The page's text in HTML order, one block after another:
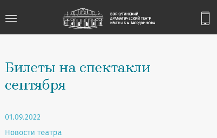
Билеты на спектакли
сентября
01.09.2022
Новости театра